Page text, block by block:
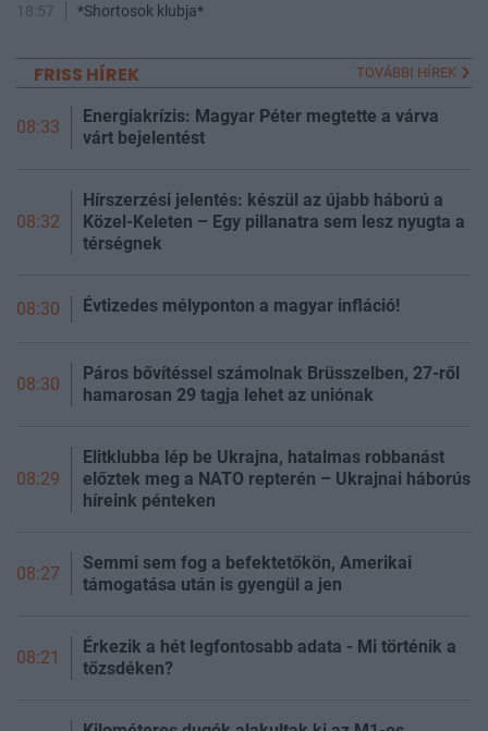
18:57
*Shortosok klubja*
FRISS HÍREK TOVÁBBI HÍREK
08:33
Energiakrízis: Magyar Péter megtette a várva
várt bejelentést
08:32
Hírszerzési jelentés: készül az újabb háború a
Közel-Keleten – Egy pillanatra sem lesz nyugta a
térségnek
08:30 Évtizedes mélyponton a magyar infláció!
08:30
Páros bővítéssel számolnak Brüsszelben, 27-ről
hamarosan 29 tagja lehet az uniónak
08:29
Elitklubba lép be Ukrajna, hatalmas robbanást
előztek meg a NATO repterén – Ukrajnai háborús
híreink pénteken
08:27
Semmi sem fog a befektetőkön, Amerikai
támogatása után is gyengül a jen
08:21
Érkezik a hét legfontosabb adata - Mi történik a
tőzsdéken?